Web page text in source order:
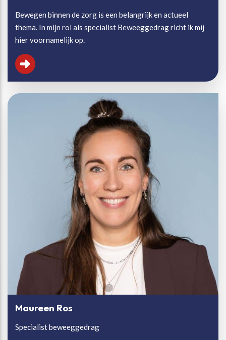
Bewegen binnen de zorg is een belangrijk en actueel
thema. In mijn rol als specialist Beweeggedrag richt ik mij
hier voornamelijk op.
Maureen Ros
Specialist beweeggedrag